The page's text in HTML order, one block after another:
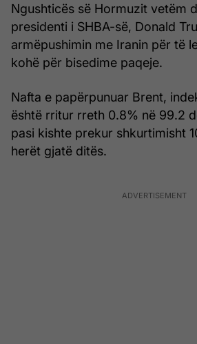
Ngushticës së Hormuzit vetëm
presidenti i SHBA-së, Donald
armëpushimin me Iranin për të
kohë për bisedime paqeje.
Nafta e papërpunuar Brent,
është rritur rreth 0.8% në 99.2
pasi kishte prekur shkurtimisht
herët gjatë ditës.